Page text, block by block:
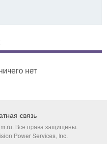
нет
связь
Все права защищены.
Power Services, Inc.